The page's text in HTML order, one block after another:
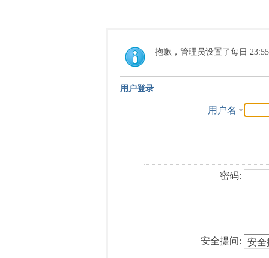
抱歉，管理员设置了每日
用户登录
用户名
密码:
安全提问: